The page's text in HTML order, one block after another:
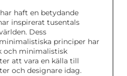
haft en betydande
inspirerat tusentals
Dess
principer har
och minimalistisk
att vara en källa till
och designare idag.